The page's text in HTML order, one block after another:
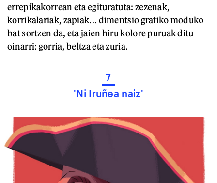
errepikakorrean eta egituratuta: zezenak,
korrikalariak, zapiak... dimentsio grafiko moduko
bat sortzen da, eta jaien hiru kolore puruak ditu
oinarri: gorria, beltza eta zuria.
7
'Ni Iruñea naiz'